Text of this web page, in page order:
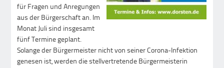
für Fragen und Anregungen
aus der Bürgerschaft an. Im
Monat Juli sind insgesamt
fünf Termine geplant.
Solange der Bürgermeister nicht von seiner Corona-Infektion
genesen ist, werden die stellvertretende Bürgermeisterin